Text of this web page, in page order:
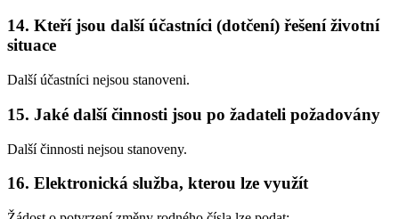
14. Kteří jsou další účastníci (dotčení) řešení životní
situace
Další účastníci nejsou stanoveni.
15. Jaké další činnosti jsou po žadateli požadovány
Další činnosti nejsou stanoveny.
16. Elektronická služba, kterou lze využít